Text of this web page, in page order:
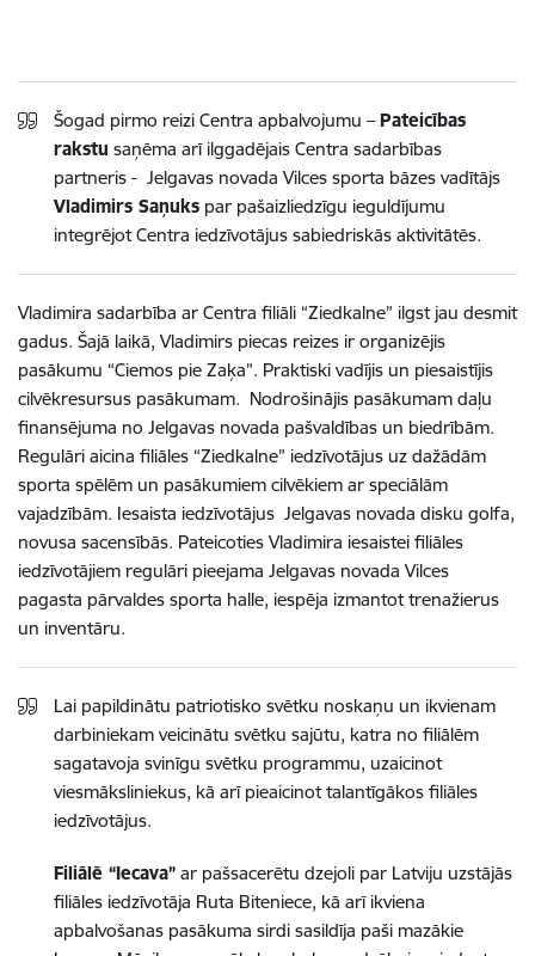
Šogad pirmo reizi Centra apbalvojumu –Pateicības
rakstu saņēma arī ilggadējais Centra sadarbības
partneris - Jelgavas novada Vilces sporta bāzes vadītājs
Vladimirs Saņuks par pašaizliedzīgu ieguldījumu
integrējot Centra iedzīvotājus sabiedriskās aktivitātēs.
Vladimira sadarbība ar Centra filiāli “Ziedkalne” ilgst jau desmit
gadus. Šajā laikā, Vladimirs piecas reizes ir organizējis
pasākumu “Ciemos pie Zaķa”. Praktiski vadījis un piesaistījis
cilvēkresursus pasākumam. Nodrošinājis pasākumam daļu
finansējuma no Jelgavas novada pašvaldības un biedrībām.
Regulāri aicina filiāles “Ziedkalne” iedzīvotājus uz dažādām
sporta spēlēm un pasākumiem cilvēkiem ar speciālām
vajadzībām. Iesaista iedzīvotājus Jelgavas novada disku golfa,
novusa sacensībās. Pateicoties Vladimira iesaistei filiāles
iedzīvotājiem regulāri pieejama Jelgavas novada Vilces
pagasta pārvaldes sporta halle, iespēja izmantot trenažierus
un inventāru.
Lai papildinātu patriotisko svētku noskaņu un ikvienam
darbiniekam veicinātu svētku sajūtu, katra no filiālēm
sagatavoja svinīgu svētku programmu, uzaicinot
viesmāksliniekus, kā arī pieaicinot talantīgākos filiāles
iedzīvotājus.
Filiālē “Iecava” ar pašsacerētu dzejoli par Latviju uzstājās
filiāles iedzīvotāja Ruta Biteniece, kā arī ikviena
apbalvošanas pasākuma sirdi sasildīja paši mazākie